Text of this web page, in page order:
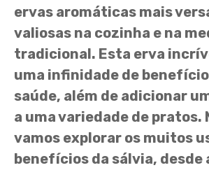
ervas aromáticas mais
valiosas na cozinha e na
tradicional. Esta erva
uma infinidade de
saúde, além de adicionar
a uma variedade de pratos.
vamos explorar os muitos
benefícios da sálvia, desde